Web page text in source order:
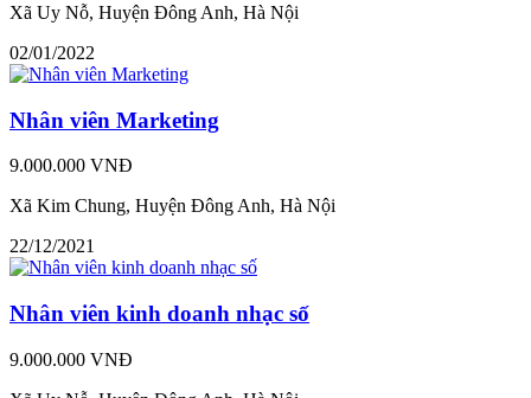
Xã Uy Nỗ, Huyện Đông Anh, Hà Nội
02/01/2022
Nhân viên Marketing
9.000.000 VNĐ
Xã Kim Chung, Huyện Đông Anh, Hà Nội
22/12/2021
Nhân viên kinh doanh nhạc số
9.000.000 VNĐ